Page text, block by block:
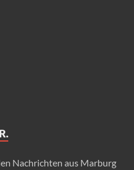
Nachrichten aus Marburg